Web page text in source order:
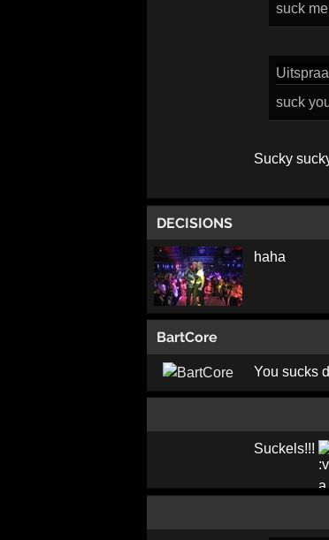
suck
suck
Sucky
DECISIONS
haha
BartCore
You sucks
Suckels!!!